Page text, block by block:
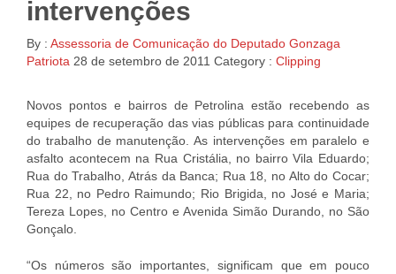
intervenções
By : Assessoria de Comunicação do Deputado Gonzaga
Patriota 28 de setembro de 2011 Category : Clipping
Novos pontos e bairros de Petrolina estão recebendo as
equipes de recuperação das vias públicas para continuidade
do trabalho de manutenção. As intervenções em paralelo e
asfalto acontecem na Rua Cristália, no bairro Vila Eduardo;
Rua do Trabalho, Atrás da Banca; Rua 18, no Alto do Cocar;
Rua 22, no Pedro Raimundo; Rio Brigida, no José e Maria;
Tereza Lopes, no Centro e Avenida Simão Durando, no São
Gonçalo.
“Os números são importantes, significam que em pouco